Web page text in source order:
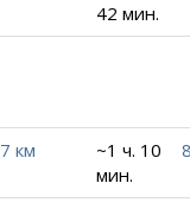
42 мин.
км
~1 ч. 10
мин.